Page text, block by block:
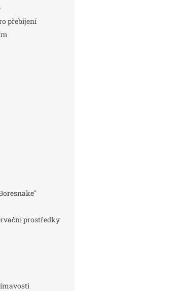
přebíjení
prostředky